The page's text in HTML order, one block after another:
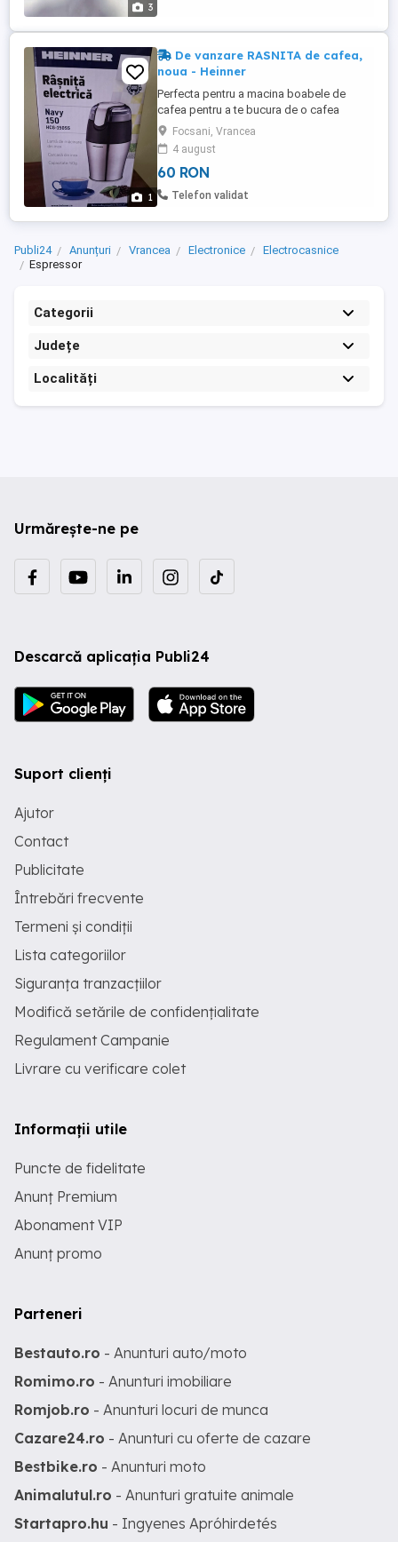
3
1
De vanzare RASNITA de cafea,
noua - Heinner
Perfecta pentru a macina boabele de
cafea pentru a te bucura de o cafea
aromata si delicioasa ,acasa sau la birou.
Focsani, Vrancea
4 august
60 RON
Telefon validat
Publi24 Anunțuri Vrancea Electronice
Electrocasnice
Espressor
Categorii
Județe
Localități
Urmărește-ne pe
Descarcă aplicația Publi24
Suport clienți
Ajutor
Contact
Publicitate
Întrebări frecvente
Termeni și condiții
Lista categoriilor
Siguranța tranzacțiilor
Modifică setările de confidențialitate
Regulament Campanie
Livrare cu verificare colet
Informații utile
Puncte de fidelitate
Anunț Premium
Abonament VIP
Anunț promo
Parteneri
Bestauto.ro - Anunturi auto/moto
Romimo.ro - Anunturi imobiliare
Romjob.ro - Anunturi locuri de munca
Cazare24.ro - Anunturi cu oferte de cazare
Bestbike.ro - Anunturi moto
Animalutul.ro - Anunturi gratuite animale
Startapro.hu - Ingyenes Apróhirdetés